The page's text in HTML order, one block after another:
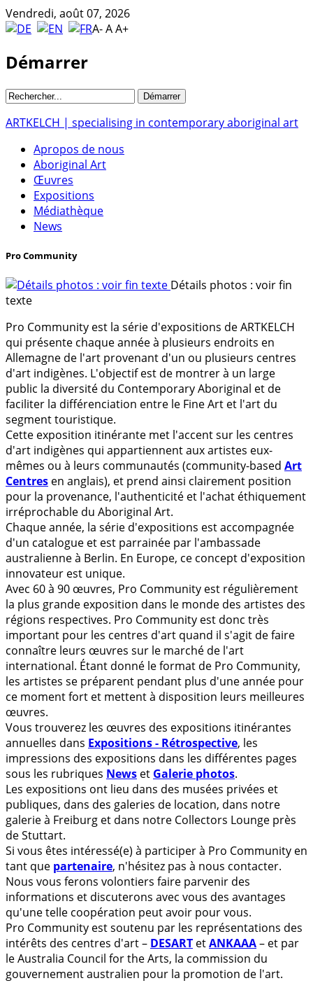
Vendredi, août 07, 2026
A-AA+
Démarrer
ARTKELCH | specialising in contemporary aboriginal art
Apropos de nous
Aboriginal Art
Œuvres
Expositions
Médiathèque
News
Pro Community
Détails photos : voir fin
texte
Pro Community est la série d'expositions de ARTKELCH
qui présente chaque année à plusieurs endroits en
Allemagne de l'art provenant d'un ou plusieurs centres
d'art indigènes. L'objectif est de montrer à un large
public la diversité du Contemporary Aboriginal et de
faciliter la différenciation entre le Fine Art et l'art du
segment touristique.
Cette exposition itinérante met l'accent sur les centres
d'art indigènes qui appartiennent aux artistes eux-
mêmes ou à leurs communautés (community-based Art
Centres en anglais), et prend ainsi clairement position
pour la provenance, l'authenticité et l'achat éthiquement
irréprochable du Aboriginal Art.
Chaque année, la série d'expositions est accompagnée
d'un catalogue et est parrainée par l'ambassade
australienne à Berlin. En Europe, ce concept d'exposition
innovateur est unique.
Avec 60 à 90 œuvres, Pro Community est régulièrement
la plus grande exposition dans le monde des artistes des
régions respectives. Pro Community est donc très
important pour les centres d'art quand il s'agit de faire
connaître leurs œuvres sur le marché de l'art
international. Étant donné le format de Pro Community,
les artistes se préparent pendant plus d'une année pour
ce moment fort et mettent à disposition leurs meilleures
œuvres.
Vous trouverez les œuvres des expositions itinérantes
annuelles dans Expositions - Rétrospective, les
impressions des expositions dans les différentes pages
sous les rubriques News et Galerie photos.
Les expositions ont lieu dans des musées privées et
publiques, dans des galeries de location, dans notre
galerie à Freiburg et dans notre Collectors Lounge près
de Stuttart.
Si vous êtes intéressé(e) à participer à Pro Community en
tant que partenaire, n'hésitez pas à nous contacter.
Nous vous ferons volontiers faire parvenir des
informations et discuterons avec vous des avantages
qu'une telle coopération peut avoir pour vous.
Pro Community est soutenu par les représentations des
intérêts des centres d'art – DESART etANKAAA– et par
le Australia Council for the Arts, la commission du
gouvernement australien pour la promotion de l'art.